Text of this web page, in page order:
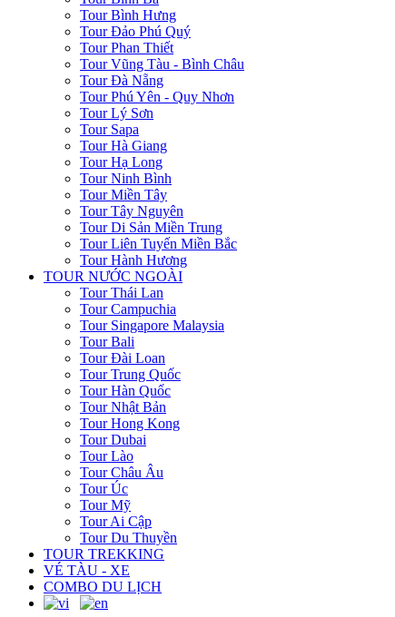
Tour Bình Hưng
Tour Đảo Phú Quý
Tour Phan Thiết
Tour Vũng Tàu - Bình Châu
Tour Đà Nẵng
Tour Phú Yên - Quy Nhơn
Tour Lý Sơn
Tour Sapa
Tour Hà Giang
Tour Hạ Long
Tour Ninh Bình
Tour Miền Tây
Tour Tây Nguyên
Tour Di Sản Miền Trung
Tour Liên Tuyến Miền Bắc
Tour Hành Hương
TOUR NƯỚC NGOÀI
Tour Thái Lan
Tour Campuchia
Tour Singapore Malaysia
Tour Bali
Tour Đài Loan
Tour Trung Quốc
Tour Hàn Quốc
Tour Nhật Bản
Tour Hong Kong
Tour Dubai
Tour Lào
Tour Châu Âu
Tour Úc
Tour Mỹ
Tour Ai Cập
Tour Du Thuyền
TOUR TREKKING
VÉ TÀU - XE
COMBO DU LỊCH